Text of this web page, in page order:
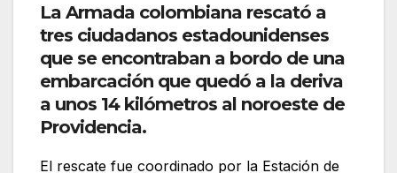
La Armada colombiana rescató a
tres ciudadanos estadounidenses
que se encontraban a bordo de una
embarcación que quedó a la deriva
a unos 14 kilómetros al noroeste de
Providencia.
El rescate fue coordinado por la Estación de